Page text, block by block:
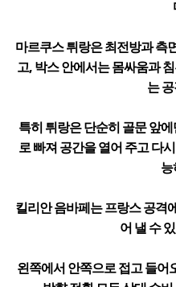
마르쿠스 튀랑은 최전방과 측
고, 박스 안에서는 몸싸움과
는
특히 튀랑은 단순히 골문 앞
로 빠져 공간을 열어 주고 다
킬리안 음바페는 프랑스 공격
어 낼 수
왼쪽에서 안쪽으로 접고 들어